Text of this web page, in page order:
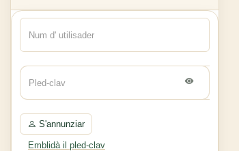
S'annunziar
Emblidà il pled-clav